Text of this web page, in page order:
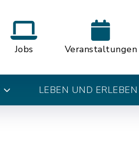
Jobs Veranstaltungen
LEBEN UND ERLEBEN